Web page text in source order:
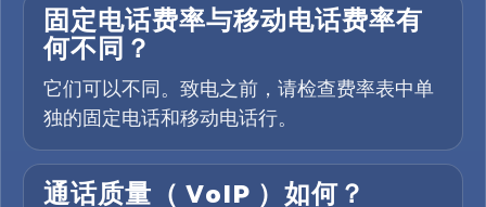
固定电话费率与移动电话费率有
何不同？
它们可以不同。致电之前，请检查费率表中单
独的固定电话和移动电话行。
通话质量（ VoIP ）如何？